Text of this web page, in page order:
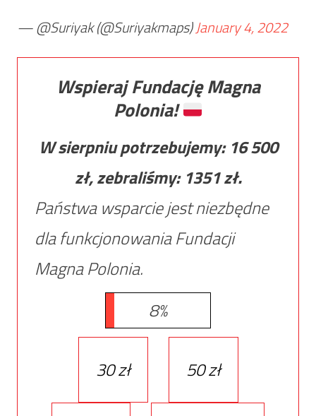
— @Suriyak (@Suriyakmaps)January 4, 2022
Wspieraj Fundację Magna
Polonia!
W sierpniu potrzebujemy: 16 500
zł, zebraliśmy: 1351zł.
Państwa wsparcie jest niezbędne
dla funkcjonowania Fundacji
Magna Polonia.
8%
30 zł 50 zł